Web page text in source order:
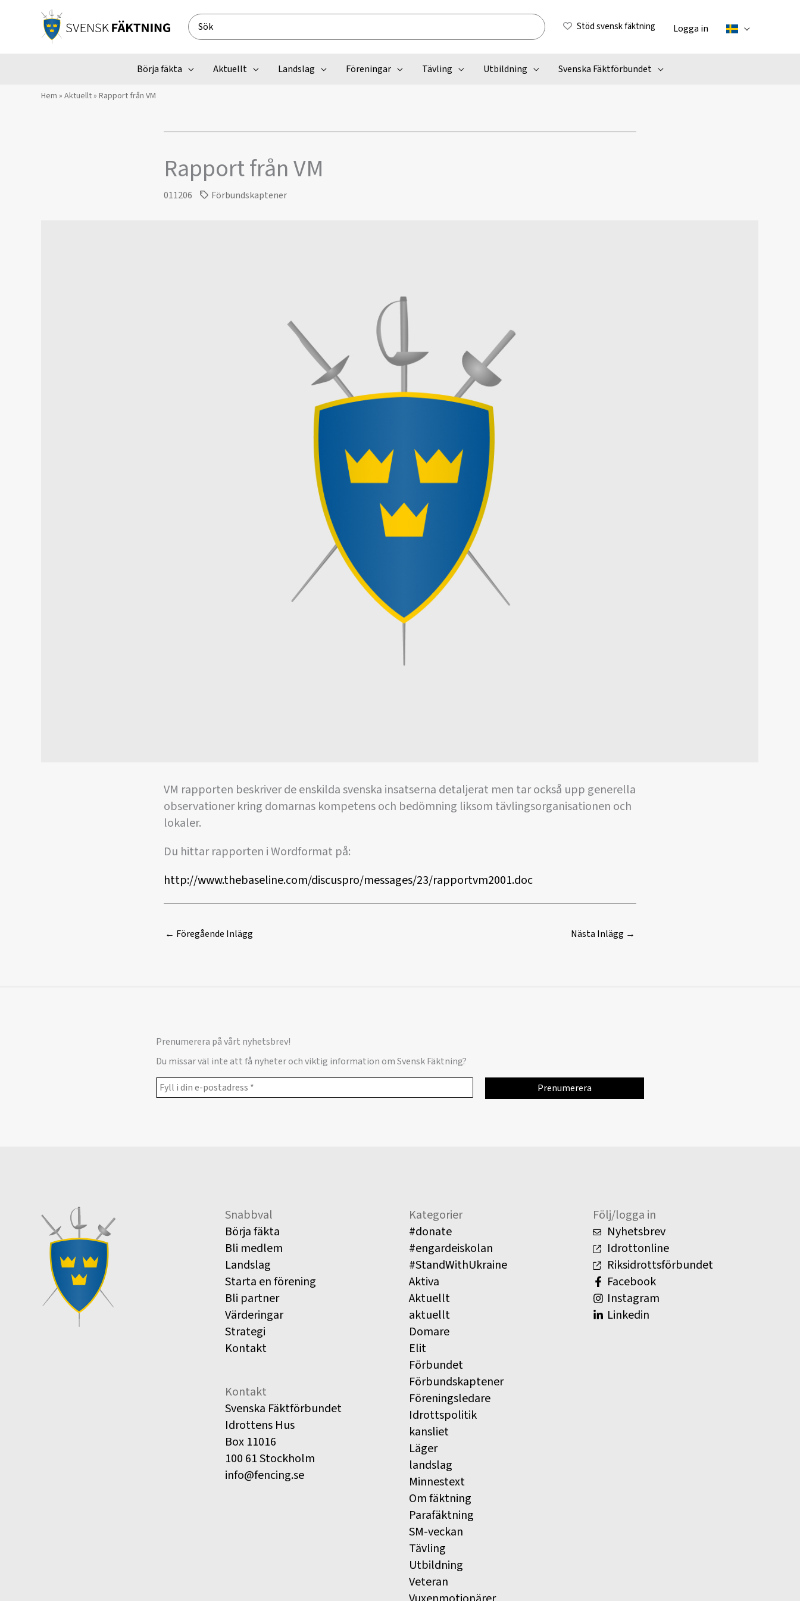
Search
for:
Stöd svensk fäktning Logga in
Börja fäkta Aktuellt Landslag Föreningar Tävling Utbildning Svenska Fäktförbundet
Hem » Aktuellt» Rapport från VM
Rapport från VM
011206 Förbundskaptener
VM rapporten beskriver de enskilda svenska insatserna detaljerat men tar också upp generella
observationer kring domarnas kompetens och bedömning liksom tävlingsorganisationen och
lokaler.
Du hittar rapporten i Wordformat på:
http://www.thebaseline.com/discuspro/messages/23/rapportvm2001.doc
← Föregående Inlägg Nästa Inlägg →
Prenumerera på vårt nyhetsbrev!
Du missar väl inte att få nyheter och viktig information om Svensk Fäktning?
Snabbval
Börja fäkta
Bli medlem
Landslag
Starta en förening
Bli partner
Värderingar
Strategi
Kontakt
Kontakt
Svenska Fäktförbundet
Idrottens Hus
Box 11016
100 61 Stockholm
info@fencing.se
Kategorier
#donate
#engardeiskolan
#StandWithUkraine
Aktiva
Aktuellt
aktuellt
Domare
Elit
Förbundet
Förbundskaptener
Föreningsledare
Idrottspolitik
kansliet
Läger
landslag
Minnestext
Om fäktning
Parafäktning
SM-veckan
Tävling
Utbildning
Veteran
Följ/logga in
Nyhetsbrev
Idrottonline
Riksidrottsförbundet
Facebook
Instagram
Linkedin